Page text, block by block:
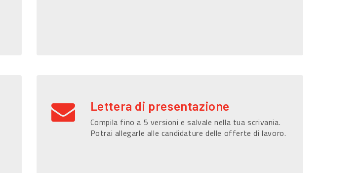
Lettera di presentazione
Compila fino a 5 versioni e salvale nella tua scrivania.
Potrai allegarle alle candidature delle offerte di lavoro.